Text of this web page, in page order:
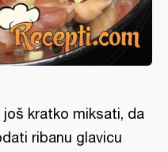
još kratko miksati, da
ribanu glavicu